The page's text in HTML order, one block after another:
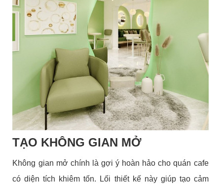
TẠO KHÔNG GIAN MỞ
Không gian mở chính là gợi ý hoàn hảo cho quán cafe
có diện tích khiêm tốn. Lối thiết kế này giúp tạo cảm